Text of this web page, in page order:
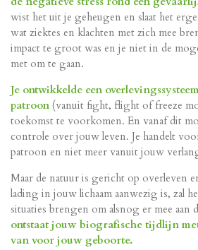
wist het uit je geheugen en slaat het
wat ziektes en klachten met zich mee
impact te groot was en je niet in de
met om te gaan.
Je ontwikkelde een
patroon(vanuit fight, flight of freeze
toekomst te voorkomen. En vanaf dit
controle over jouw leven. Je handelt
patroon en niet meer vanuit jouw
Maar de natuur is gericht op overleven
lading in jouw lichaam aanwezig is, zal
situaties brengen om alsnog er mee aan
ontstaat jouw biografische tijdlijn
van voor jouw geboorte.